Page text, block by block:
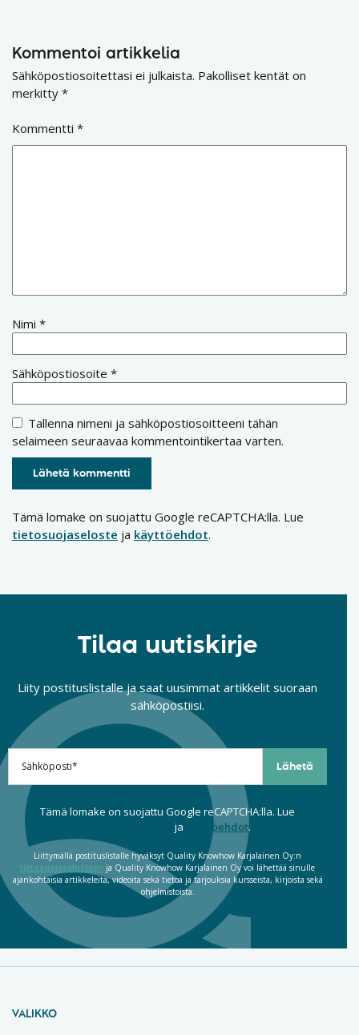
Kommentoi artikkelia
Sähköpostiosoitettasi ei julkaista. Pakolliset kentät on
merkitty *
Kommentti *
Nimi *
Sähköpostiosoite *
Tallenna nimeni ja sähköpostiosoitteeni tähän
selaimeen seuraavaa kommentointikertaa varten.
Tämä lomake on suojattu Google reCAPTCHA:lla. Lue
tietosuojaseloste ja käyttöehdot.
Tilaa uutiskirje
Liity postituslistalle ja saat uusimmat artikkelit suoraan
sähköpostiisi.
Tämä lomake on suojattu Google reCAPTCHA:lla. Lue
ja käyttöehdot.
Liittymällä postituslistalle hyväksyt Quality Knowhow Karjalainen Oy:n
tietosuojaselosteen ja Quality Knowhow Karjalainen Oy voi lähettää sinulle
ajankohtaisia artikkeleita, videoita sekä tietoa ja tarjouksia kursseista, kirjoista sekä
ohjelmistoista.
VALIKKO